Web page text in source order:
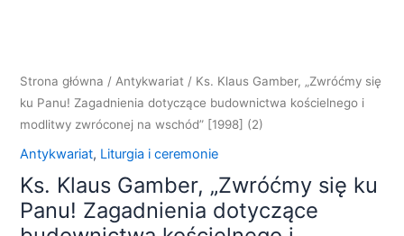
Strona główna / Antykwariat / Ks. Klaus Gamber, „Zwróćmy się
ku Panu! Zagadnienia dotyczące budownictwa kościelnego i
modlitwy zwróconej na wschód” [1998] (2)
Antykwariat, Liturgia i ceremonie
Ks. Klaus Gamber, „Zwróćmy się ku
Panu! Zagadnienia dotyczące
[1998]
(2)